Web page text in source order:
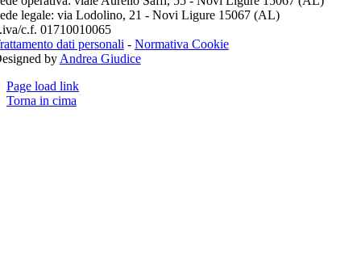
legale: via Lodolino, 21 - Novi Ligure 15067 (AL)
c.f. 01710010065
dati personali - Normativa Cookie
by Andrea Giudice
Page load link
Torna in cima